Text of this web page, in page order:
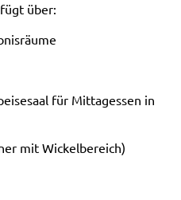
über:
für Mittagessen in
mit Wickelbereich)